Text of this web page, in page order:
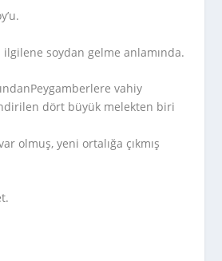
ilgilene soydan gelme anlamında.
vahiy
dört büyük melekten biri
olmuş, yeni ortalığa çıkmış